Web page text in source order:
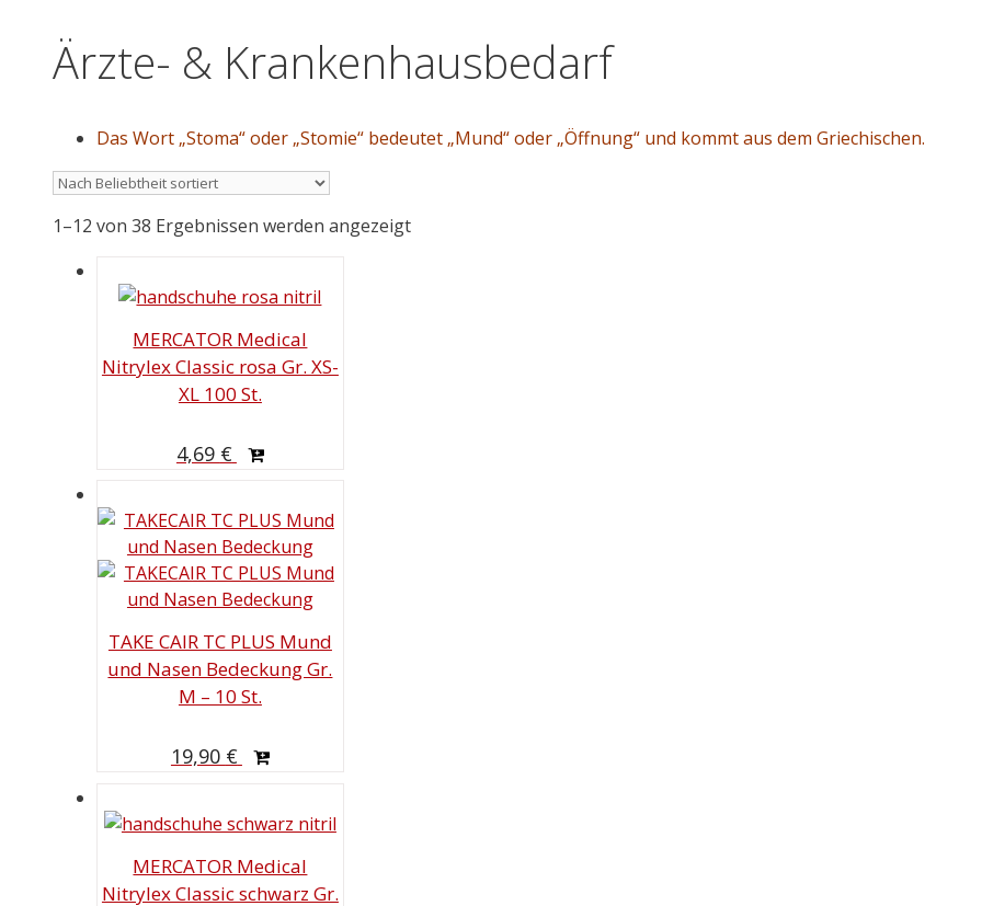
Ärzte- & Krankenhausbedarf
Das Wort „Stoma“ oder „Stomie“ bedeutet „Mund“ oder „Öffnung“ und kommt aus dem Griechischen.
1–12 von 38 Ergebnissen werden angezeigt
MERCATOR Medical
Nitrylex Classic rosa Gr. XS-
XL 100 St.
4,69 €
TAKE CAIR TC PLUS Mund
und Nasen Bedeckung Gr.
M – 10 St.
19,90 €
MERCATOR Medical
Nitrylex Classic schwarz Gr.